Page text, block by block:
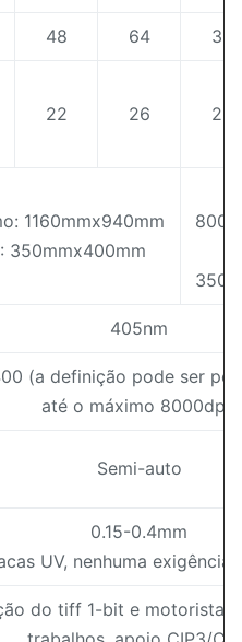
48 64 32
22 26 22
1160mmx940mm
350mmx400mm
405nm
(a definição pode ser
até o máximo 8000dpi)
Semi-auto
0.15-0.4mm
UV, nenhuma exigência
do tiff 1-bit e motorista